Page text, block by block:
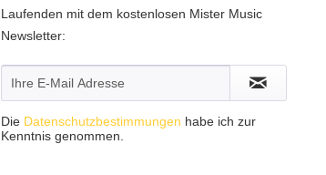
Laufenden mit dem kostenlosen Mister Music
Newsletter:
Die Datenschutzbestimmungen habe ich zur
Kenntnis genommen.